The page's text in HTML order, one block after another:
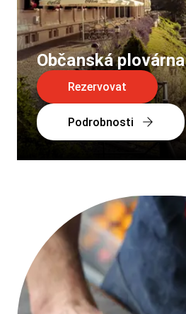
Občanská plovárna
Rezervovat
Podrobnosti